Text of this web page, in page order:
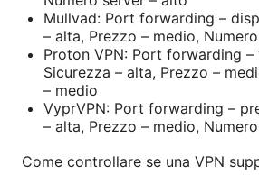
Mullvad: Port forwarding –
– alta, Prezzo – medio,
Proton VPN: Port forwarding –
Sicurezza – alta, Prezzo –
– medio
VyprVPN: Port forwarding –
– alta, Prezzo – medio,
Come controllare se una VPN